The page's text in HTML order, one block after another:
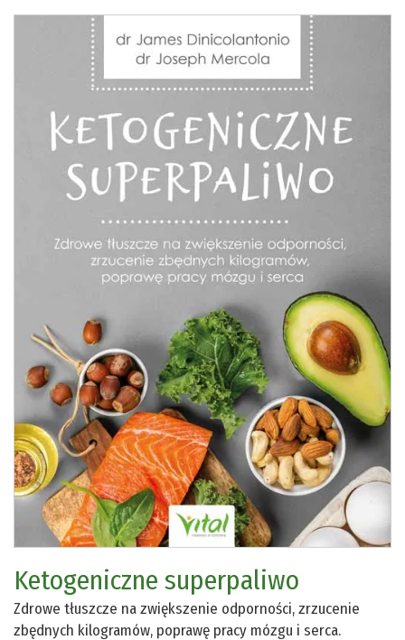
Ketogeniczne superpaliwo
Zdrowe tłuszcze na zwiększenie odporności, zrzucenie
zbędnych kilogramów, poprawę pracy mózgu i serca.